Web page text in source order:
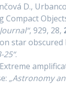
D.,
, 929, 28,
star
25“.
„Astronomy